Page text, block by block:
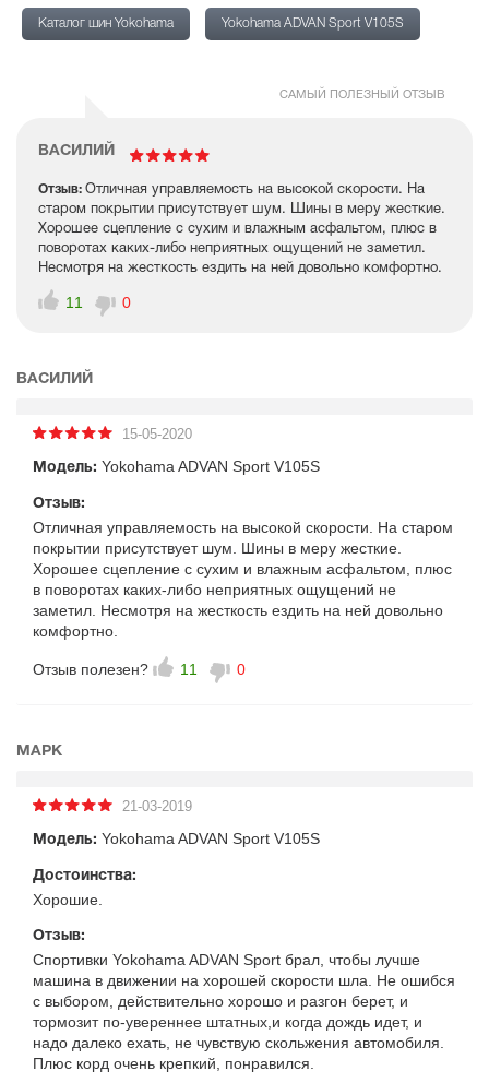
Каталог шин Yokohama Yokohama ADVAN Sport V105S
САМЫЙ ПОЛЕЗНЫЙ ОТЗЫВ
ВАСИЛИЙ
Отзыв: Отличная управляемость на высокой скорости. На
старом покрытии присутствует шум. Шины в меру жесткие.
Хорошее сцепление с сухим и влажным асфальтом, плюс в
поворотах каких-либо неприятных ощущений не заметил.
Несмотря на жесткость ездить на ней довольно комфортно.
11 0
ВАСИЛИЙ
15-05-2020
Модель: Yokohama ADVAN Sport V105S
Отзыв:
Отличная управляемость на высокой скорости. На старом
покрытии присутствует шум. Шины в меру жесткие.
Хорошее сцепление с сухим и влажным асфальтом, плюс
в поворотах каких-либо неприятных ощущений не
заметил. Несмотря на жесткость ездить на ней довольно
комфортно.
Отзыв полезен? 11 0
МАРК
21-03-2019
Модель: Yokohama ADVAN Sport V105S
Достоинства:
Хорошие.
Отзыв:
Спортивки Yokohama ADVAN Sport брал, чтобы лучше
машина в движении на хорошей скорости шла. Не ошибся
с выбором, действительно хорошо и разгон берет, и
тормозит по-увереннее штатных,и когда дождь идет, и
надо далеко ехать, не чувствую скольжения автомобиля.
Плюс корд очень крепкий, понравился.